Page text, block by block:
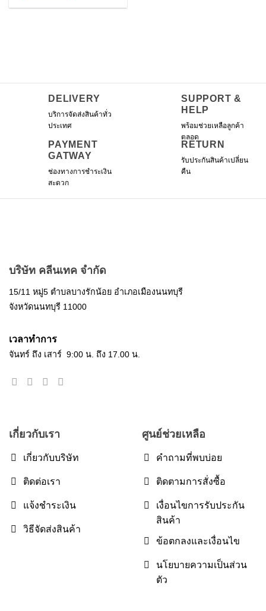
DELIVERY
บริการจัดส่งสินค้าทั่ว
ประเทศ
SUPPORT &
HELP
พร้อมช่วยเหลือลูกค้า
ตลอด
PAYMENT
GATWAY
ช่องทางการชำระเงิน
สะดวก
RETURN
รับประกันสินค้าเปลี่ยน
คืน
บริษัท คลีนเทค จำกัด
15/11 หมู่5 ตำบลบางรักน้อย อำเภอเมืองนนทบุรี
จังหวัดนนทบุรี 11000
เวลาทำการ
จันทร์ ถึง เสาร์ 9:00 น. ถึง 17.00 น.
เกี่ยวกับเรา
เกี่ยวกับบริษัท
ติดต่อเรา
แจ้งชำระเงิน
วิธีจัดส่งสินค้า
ศูนย์ช่วยเหลือ
คำถามที่พบบ่อย
ติดตามการสั่งซื้อ
เงื่อนไขการรับประกัน
สินค้า
ข้อตกลงและเงื่อนไข
นโยบายความเป็นส่วน
ตัว